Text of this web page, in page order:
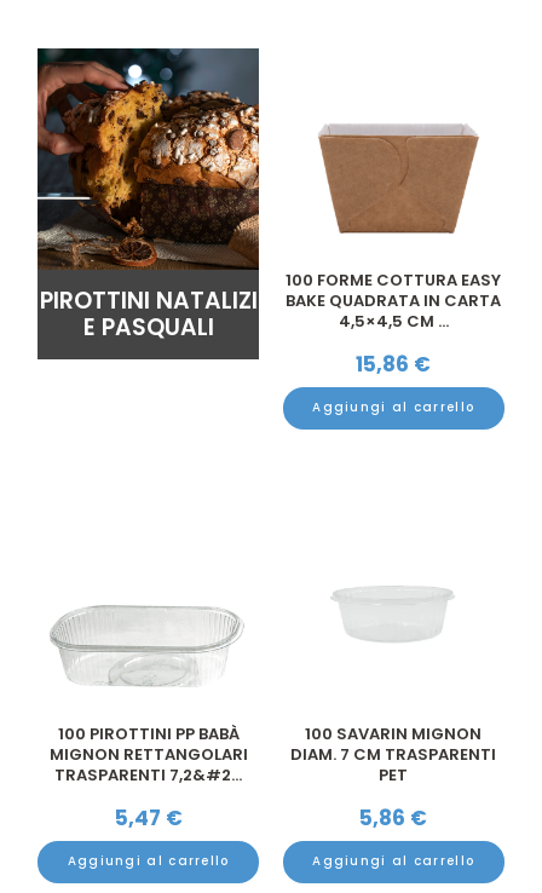
PIROTTINI NATALIZI
E PASQUALI
100 FORME COTTURA EASY
BAKE QUADRATA IN CARTA
4,5×4,5 CM ...
15,86 €
Aggiungi al carrello
100 PIROTTINI PP BABÀ
MIGNON RETTANGOLARI
TRASPARENTI 7,2&#2...
5,47 €
Aggiungi al carrello
100 SAVARIN MIGNON
DIAM. 7 CM TRASPARENTI
PET
5,86 €
Aggiungi al carrello